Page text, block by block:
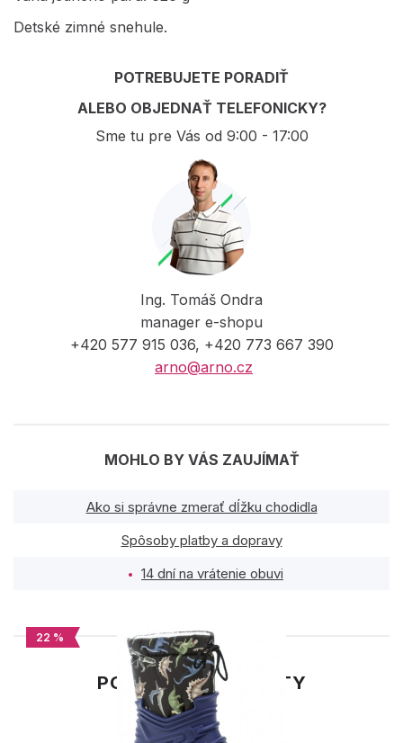
Detské zimné snehule.
POTREBUJETE PORADIŤ
ALEBO OBJEDNAŤ TELEFONICKY?
Sme tu pre Vás od 9:00 - 17:00
Ing. Tomáš Ondra
manager e-shopu
+420 577 915 036, +420 773 667 390
arno@arno.cz
MOHLO BY VÁS ZAUJÍMAŤ
Ako si správne zmerať dĺžku chodidla
Spôsoby platby a dopravy
14 dní na vrátenie obuvi
PODOBNÉ PRODUKTY
22 %